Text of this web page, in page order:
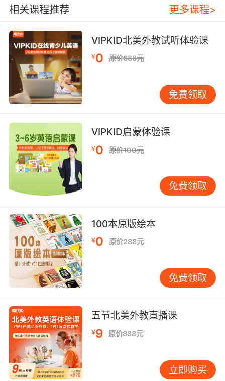
法：让孩子们扮演不同的Hero角色，通过角色扮
演的方式学习新词汇。例如，可以让孩子们扮演
超级英雄、医生、消防员等角色，在扮演过程中
学习与这些角色相关的词汇。 游戏教学法：设计
与Hero相关的英语词汇游戏，让孩子们在游戏中
学习新词汇。例如，可以设计一个“寻找Hero”的
游戏，让孩子们在游戏中寻找与Hero相关的词
汇，并通过游戏的方式记忆这些词汇。 多媒体教
学法：利用多媒体资源，如动画片、电影等，让
孩子们在观看的过程中学习与Hero相关的词汇。
例如，可以播放一部超级英雄的动画片，让孩子
们在观看的过程中学习与Hero相关的词汇。 三、
Hero的定义在少儿英语词汇教学中的实际应用 在
实际教学中，Hero的定义可以应用于多个方面。
以下是一些具体的应用案例： 词汇卡片：设计与
Hero相关的词汇卡片，让孩子们通过卡片学习新
词汇。例如，可以设计一张卡片，正面印有Hero
的图片，背面印有与Hero相关的词汇及其解释。
词汇竞赛：组织与Hero相关的词汇竞赛，让孩子
们在竞赛中学习新词汇。例如，可以组织一个
“Hero词汇大比拼”的竞赛，让孩子们在竞赛中记
忆与Hero相关的词汇。 词汇墙：在教室中设置一
个“Hero词汇墙”，让孩子们在墙上张贴与Hero相
关的词汇及其解释。通过这种方式，孩子们可以
随时看到这些词汇，并在潜移默化中记忆这些词
汇。 词汇日记：鼓励孩子们撰写与Hero相关的词
汇日记，让他们在写作中学习新词汇。例如，可
以让孩子们每天记录一个与Hero相关的词汇，并
在日记中解释这个词汇的含义。 四、Hero的定义
相关课程推荐 更多课程>
VIPKID北美外教试听体验课
¥0 原价688元
免费领取
VIPKID启蒙体验课
¥0 原价100元
免费领取
100本原版绘本
¥0 原价288元
免费领取
五节北美外教直播课
¥9 原价888元
立即购买